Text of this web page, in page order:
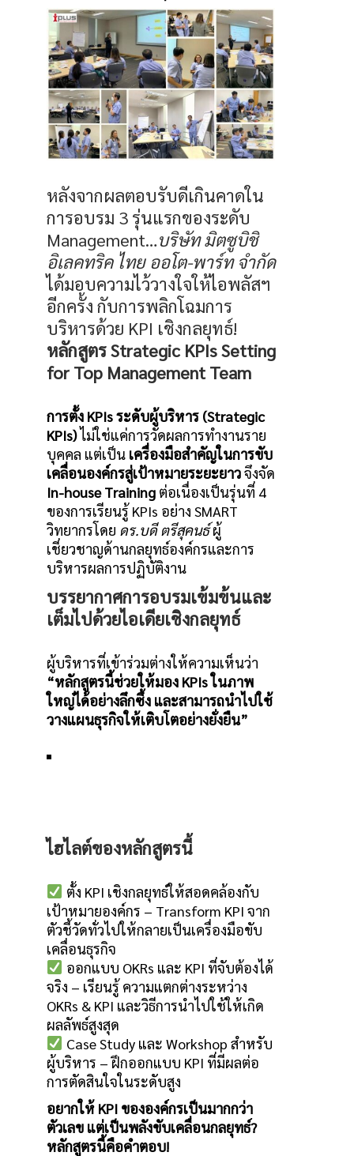
หลังจากผลตอบรับดีเกินคาดใน
การอบรม 3 รุ่นแรกของระดับ
Management…บริษัท มิตซูบิชิ
อิเลคทริค ไทย ออโต-พาร์ท จำกัด
ได้มอบความไว้วางใจให้ไอพลัสฯ
อีกครั้ง กับการพลิกโฉมการ
บริหารด้วย KPI เชิงกลยุทธ์!
หลักสูตร Strategic KPIs Setting
for Top Management Team
การตั้ง KPIs ระดับผู้บริหาร (Strategic
KPIs)ไม่ใช่แค่การวัดผลการทำงานราย
บุคคล แต่เป็น เครื่องมือสำคัญในการขับ
เคลื่อนองค์กรสู่เป้าหมายระยะยาวจึงจัด
In-house Training ต่อเนื่องเป็นรุ่นที่ 4
ของการเรียนรู้ KPIs อย่าง SMART
วิทยากรโดย ดร.บดี ตรีสุคนธ์ผู้
เชี่ยวชาญด้านกลยุทธ์องค์กรและการ
บริหารผลการปฏิบัติงาน
บรรยากาศการอบรมเข้มข้นและ
เต็มไปด้วยไอเดียเชิงกลยุทธ์
ผู้บริหารที่เข้าร่วมต่างให้ความเห็นว่า
“หลักสูตรนี้ช่วยให้มอง KPIs ในภาพ
ใหญ๋ได้อย่างลึกซึ้ง และสามารถนำไปใช้
วางแผนธุรกิจให้เติบโตอย่างยั่งยืน”
ไฮไลต์ของหลักสูตรนี้
ตั้ง KPI เชิงกลยุทธ์ให้สอดคล้องกับ
เป้าหมายองค์กร – Transform KPI จาก
ตัวชี้วัดทั่วไปให้กลายเป็นเครื่องมือขับ
เคลื่อนธุรกิจ
ออกแบบ OKRs และ KPI ที่จับต้องได้
จริง – เรียนรู้ ความแตกต่างระหว่าง
OKRs & KPI และวิธีการนำไปใช้ให้เกิด
ผลลัพธ์สูงสุด
Case Study และ Workshop สำหรับ
ผู้บริหาร – ฝึกออกแบบ KPI ที่มีผลต่อ
การตัดสินใจในระดับสูง
อยากให้ KPI ขององค์กรเป็นมากกว่า
ตัวเลข แต่เป็นพลังขับเคลื่อนกลยุทธ์?
หลักสูตรนี้คือคำตอบ!